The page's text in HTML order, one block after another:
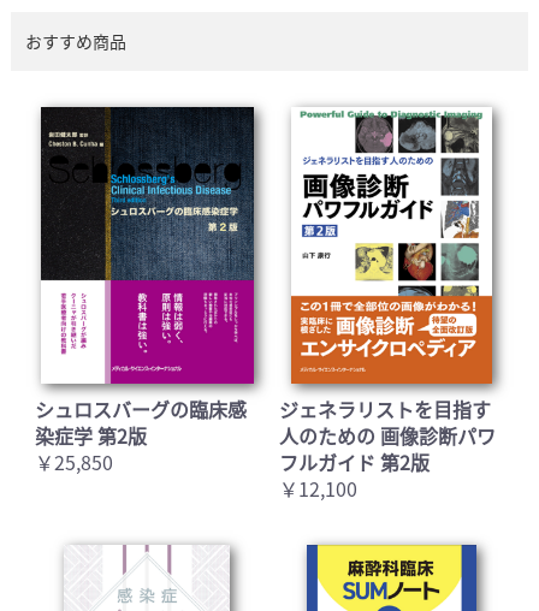
おすすめ商品
シュロスバーグの臨床感
染症学 第2版
￥25,850
ジェネラリストを目指す
人のための 画像診断パワ
フルガイド 第2版
￥12,100